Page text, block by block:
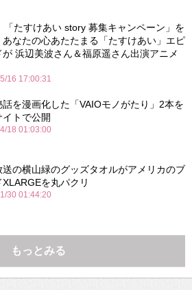
「たすけあい story 募集キャンペーン」を
なたの心あたたまる「たすけあい」エピ
が 浜辺美波さん＆福原遥さん出演アニメ
16 17:00:31
話を漫画化した「VAIOモノがたり」2本を
イトで公開
18 01:03:00
送の横山緑のグッズタオルがアメリカのブ
XLARGEを丸パクリ
30 01:44:20
もっとみる